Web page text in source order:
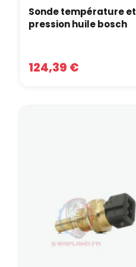
Sonde température et
pression huile bosch
124,39 €